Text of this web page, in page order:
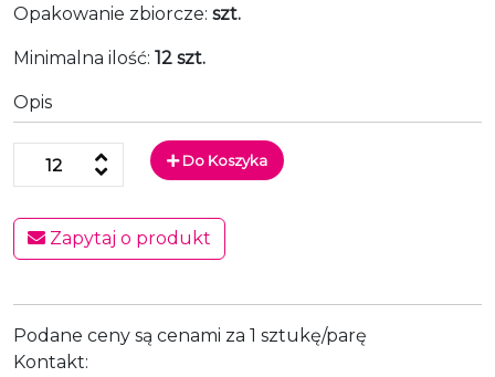
Opakowanie zbiorcze: szt.
Minimalna ilość: 12 szt.
Opis
Do Koszyka
Zapytaj o produkt
Podane ceny są cenami za 1 sztukę/parę
Kontakt: